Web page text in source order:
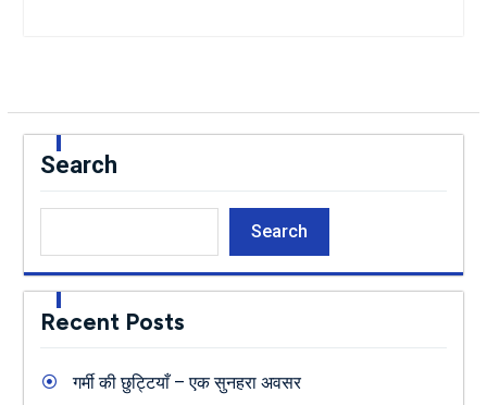
Search
Search
Recent Posts
गर्मी की छुट्टियाँ – एक सुनहरा अवसर